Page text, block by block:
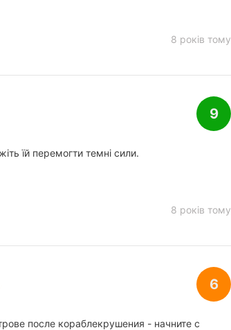
8 років тому
9
їй перемогти темні сили.
8 років тому
6
после кораблекрушения - начните с